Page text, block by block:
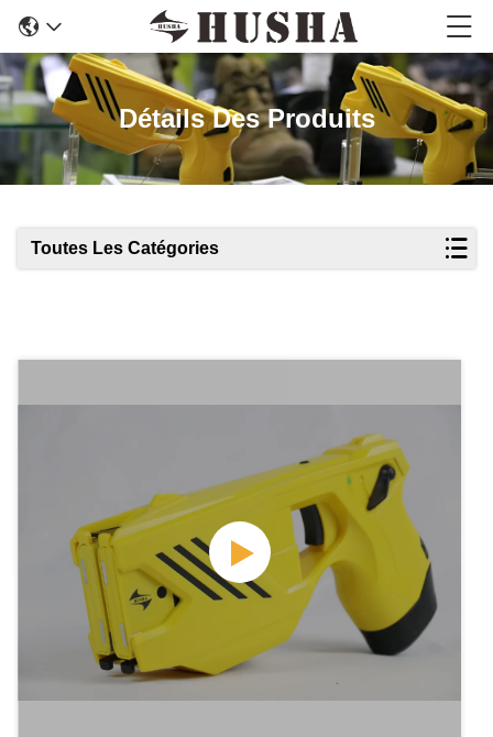
Détails Des Produits
Toutes Les Catégories